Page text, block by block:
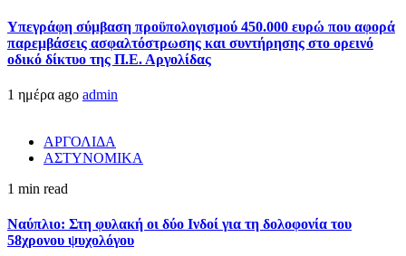
Υπεγράφη σύμβαση προϋπολογισμού 450.000 ευρώ που αφορά
παρεμβάσεις ασφαλτόστρωσης και συντήρησης στο ορεινό
οδικό δίκτυο της Π.Ε. Αργολίδας
1 ημέρα ago admin
ΑΡΓΟΛΙΔΑ
ΑΣΤΥΝΟΜΙΚΑ
1 min read
Ναύπλιο: Στη φυλακή οι δύο Ινδοί για τη δολοφονία του
58χρονου ψυχολόγου